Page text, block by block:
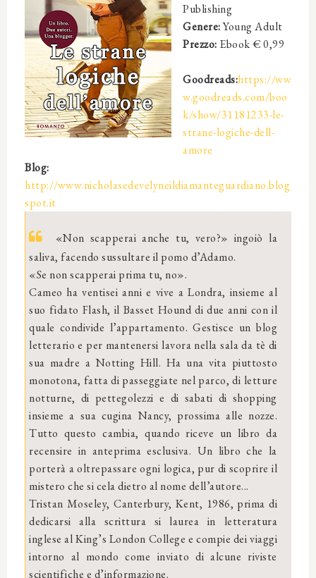
Publishing
Genere:Young Adult
Prezzo: Ebook € 0,99
Goodreads:https://ww
w.goodreads.com/boo
k/show/31181233-le-
strane-logiche-dell-
amore
Blog:
http://www.nicholasedevelyneildiamanteguardiano.blog
spot.it
«Non scapperai anche tu, vero?» ingoiò la
saliva, facendo sussultare il pomo d’Adamo.
«Se non scapperai prima tu, no».
Cameo ha ventisei anni e vive a Londra, insieme al
suo fidato Flash, il Basset Hound di due anni con il
quale condivide l’appartamento. Gestisce un blog
letterario e per mantenersi lavora nella sala da tè di
sua madre a Notting Hill. Ha una vita piuttosto
monotona, fatta di passeggiate nel parco, di letture
notturne, di pettegolezzi e di sabati di shopping
insieme a sua cugina Nancy, prossima alle nozze.
Tutto questo cambia, quando riceve un libro da
recensire in anteprima esclusiva. Un libro che la
porterà a oltrepassare ogni logica, pur di scoprire il
mistero che si cela dietro al nome dell’autore...
Tristan Moseley, Canterbury, Kent, 1986, prima di
dedicarsi alla scrittura si laurea in letteratura
inglese al King’s London College e compie dei viaggi
intorno al mondo come inviato di alcune riviste
scientifiche e d’informazione.